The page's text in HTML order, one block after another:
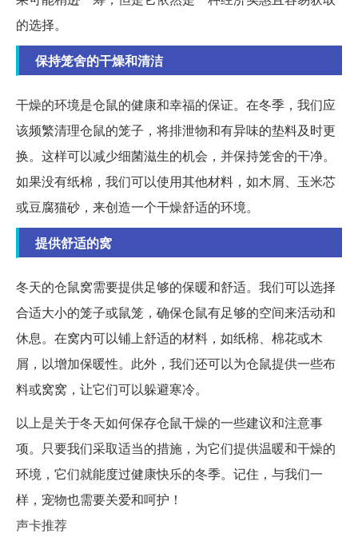
的选择。
保持笼舍的干燥和清洁
干燥的环境是仓鼠的健康和幸福的保证。在冬季，我们应
该频繁清理仓鼠的笼子，将排泄物和有异味的垫料及时更
换。这样可以减少细菌滋生的机会，并保持笼舍的干净。
如果没有纸棉，我们可以使用其他材料，如木屑、玉米芯
或豆腐猫砂，来创造一个干燥舒适的环境。
提供舒适的窝
冬天的仓鼠窝需要提供足够的保暖和舒适。我们可以选择
合适大小的笼子或鼠笼，确保仓鼠有足够的空间来活动和
休息。在窝内可以铺上舒适的材料，如纸棉、棉花或木
屑，以增加保暖性。此外，我们还可以为仓鼠提供一些布
料或窝窝，让它们可以躲避寒冷。
以上是关于冬天如何保存仓鼠干燥的一些建议和注意事
项。只要我们采取适当的措施，为它们提供温暖和干燥的
环境，它们就能度过健康快乐的冬季。记住，与我们一
样，宠物也需要关爱和呵护！
声卡推荐